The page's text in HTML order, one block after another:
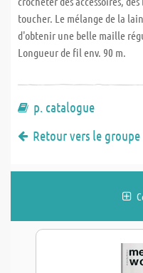
toucher. Le mélange de la
d'obtenir une belle maille
Longueur de fil env. 90 m.
p. catalogue
Retour vers le